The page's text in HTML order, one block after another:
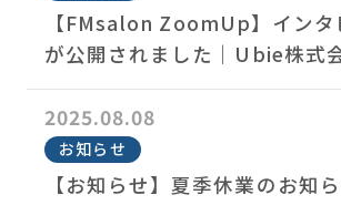
【FMsalon ZoomUp】インタ
が公開されました｜Ubie株式
2025.08.08
お知らせ
【お知らせ】夏季休業のお知